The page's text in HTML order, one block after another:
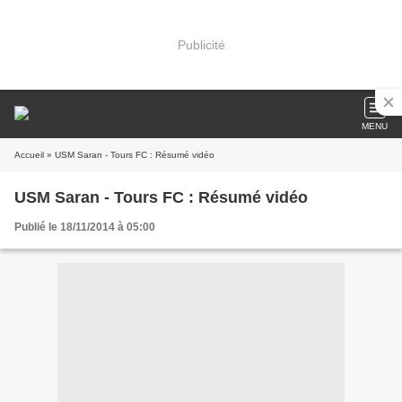
Publicité
MENU
Accueil » USM Saran - Tours FC : Résumé vidéo
USM Saran - Tours FC : Résumé vidéo
Publié le 18/11/2014 à 05:00